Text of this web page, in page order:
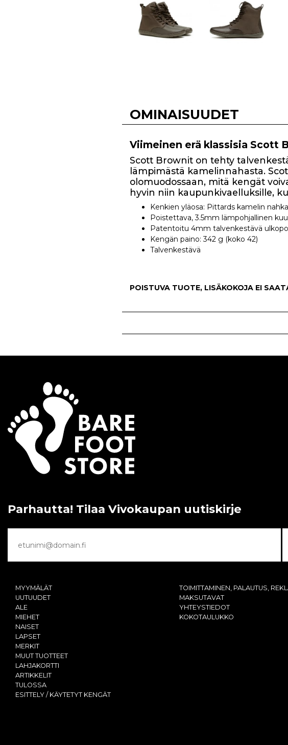
OMINAISUUDET
Viimeinen erä klassisia Scott
Scott Brownit on tehty
lämpimästä kamelinnahasta.
olomuodossaan, mitä kengät
hyvin niin kaupunkivaelluksille,
Kenkien yläosa: Pittards kamelin
Poistettava, 3.5mm lämpohjallinen
Patentoitu 4mm talvenkestävä
Kengän paino: 342 g (koko 42)
Talvenkestävä
POISTUVA TUOTE, LISÄKOKOJA EI
Parhautta! Tilaa Vivokaupan uutiskirje
MYYMÄLÄT
UUTUUDET
ALE
MIEHET
NAISET
LAPSET
MERKIT
MUUT TUOTTEET
LAHJAKORTTI
ARTIKKELIT
TULOSSA
ESITTELY / KÄYTETYT KENGÄT
TOIMITTAMINEN, PALAUTUS,
MAKSUTAVAT
YHTEYSTIEDOT
KOKOTAULUKKO